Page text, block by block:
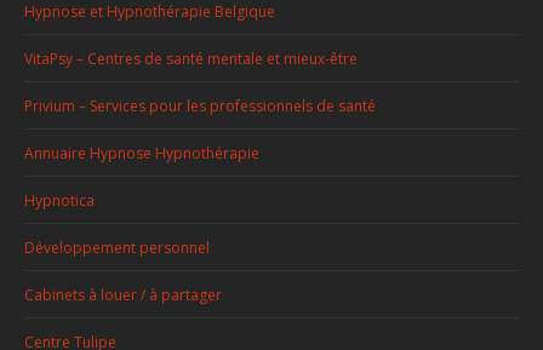
Hypnose et Hypnothérapie Belgique
VitaPsy – Centres de santé mentale et mieux-être
Privium – Services pour les professionnels de santé
Annuaire Hypnose Hypnothérapie
Hypnotica
Développement personnel
Cabinets à louer / à partager
Centre Tulipe